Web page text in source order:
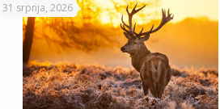
31 srpnja, 2026